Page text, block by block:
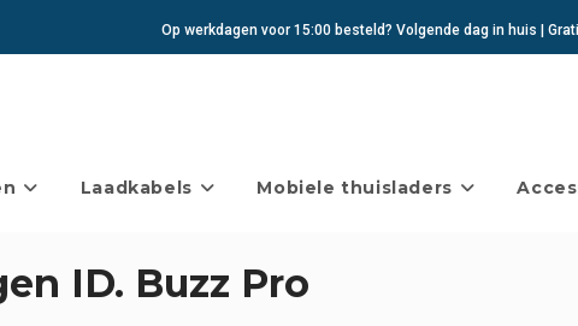
Op werkdagen voor 15:00 besteld? Volgende dag in huis |
Laadkabels Mobiele thuisladers
ID. Buzz Pro